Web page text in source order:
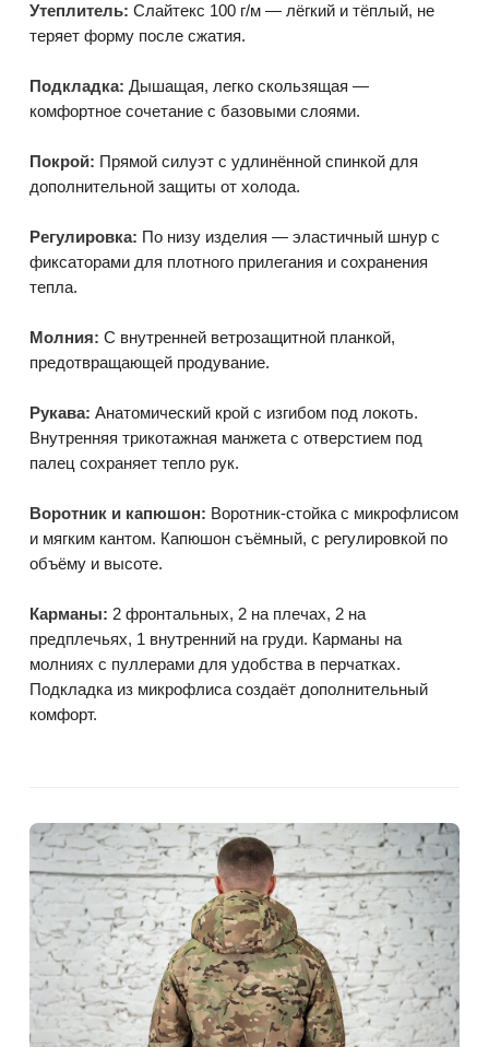
Утеплитель: Слайтекс 100 г/м — лёгкий и тёплый, не
теряет форму после сжатия.
Подкладка: Дышащая, легко скользящая —
комфортное сочетание с базовыми слоями.
Покрой: Прямой силуэт с удлинённой спинкой для
дополнительной защиты от холода.
Регулировка: По низу изделия — эластичный шнур с
фиксаторами для плотного прилегания и сохранения
тепла.
Молния: С внутренней ветрозащитной планкой,
предотвращающей продувание.
Рукава: Анатомический крой с изгибом под локоть.
Внутренняя трикотажная манжета с отверстием под
палец сохраняет тепло рук.
Воротник и капюшон: Воротник-стойка с микрофлисом
и мягким кантом. Капюшон съёмный, с регулировкой по
объёму и высоте.
Карманы: 2 фронтальных, 2 на плечах, 2 на
предплечьях, 1 внутренний на груди. Карманы на
молниях с пуллерами для удобства в перчатках.
Подкладка из микрофлиса создаёт дополнительный
комфорт.